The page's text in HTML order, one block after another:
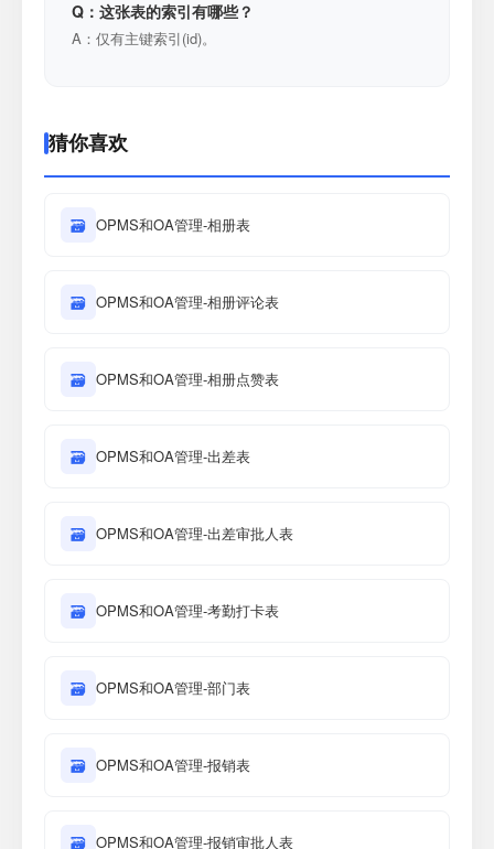
Q：这张表的索引有哪些？
A：仅有主键索引(id)。
猜你喜欢
🗃 OPMS和OA管理-相册表
🗃 OPMS和OA管理-相册评论表
🗃 OPMS和OA管理-相册点赞表
🗃 OPMS和OA管理-出差表
🗃 OPMS和OA管理-出差审批人表
🗃 OPMS和OA管理-考勤打卡表
🗃 OPMS和OA管理-部门表
🗃 OPMS和OA管理-报销表
🗃 OPMS和OA管理-报销审批人表